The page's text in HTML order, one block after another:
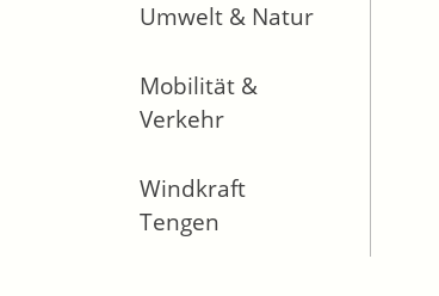
Umwelt & Natur
Mobilität &
Verkehr
Windkraft
Tengen